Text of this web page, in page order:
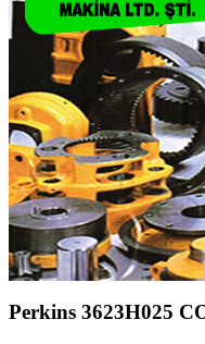
Perkins 3623H025